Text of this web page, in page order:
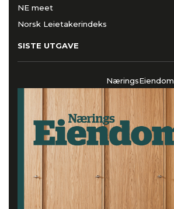
NE meet
Norsk Leietakerindeks
SISTE UTGAVE
NæringsEiendom